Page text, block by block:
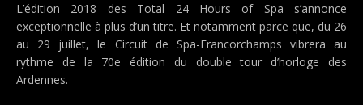
L’édition 2018 des Total 24 Hours of Spa s’annonce
exceptionnelle à plus d’un titre. Et notamment parce que, du 26
au 29 juillet, le Circuit de Spa-Francorchamps vibrera au
rythme de la 70e édition du double tour d’horloge des
Ardennes.